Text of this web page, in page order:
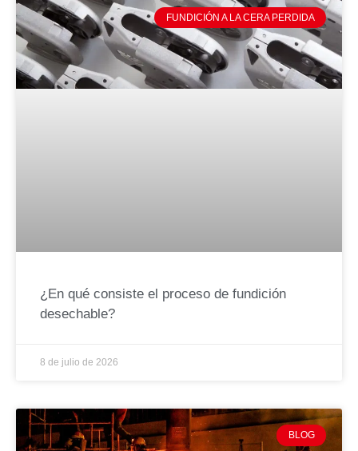
FUNDICIÓN A LA CERA PERDIDA
¿En qué consiste el proceso de fundición
desechable?
8 de julio de 2026
BLOG